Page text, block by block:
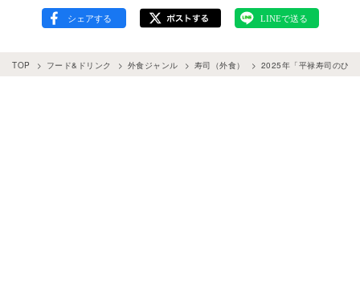
TOP フード&ドリンク 外食ジャンル 寿司（外食） 2025年「平禄寿司のひ